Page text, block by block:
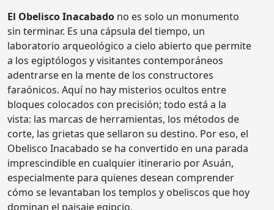
El Obelisco Inacabado no es solo un monumento
sin terminar. Es una cápsula del tiempo, un
laboratorio arqueológico a cielo abierto que permite
a los egiptólogos y visitantes contemporáneos
adentrarse en la mente de los constructores
faraónicos. Aquí no hay misterios ocultos entre
bloques colocados con precisión; todo está a la
vista: las marcas de herramientas, los métodos de
corte, las grietas que sellaron su destino. Por eso, el
Obelisco Inacabado se ha convertido en una parada
imprescindible en cualquier itinerario por Asuán,
especialmente para quienes desean comprender
cómo se levantaban los templos y obeliscos que hoy
dominan el paisaje egipcio.